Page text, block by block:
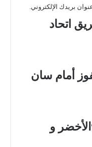
فريق اتحاد
يفتك الفوز أمام سان
و
بريدك الإلكتروني.